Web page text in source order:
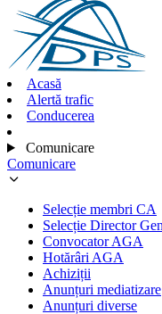
Acasă
Alertă trafic
Conducerea
Comunicare
Comunicare
Selecție membri CA
Selecție Director
Convocator AGA
Hotărâri AGA
Achiziții
Anunțuri mediatizare
Anunțuri diverse